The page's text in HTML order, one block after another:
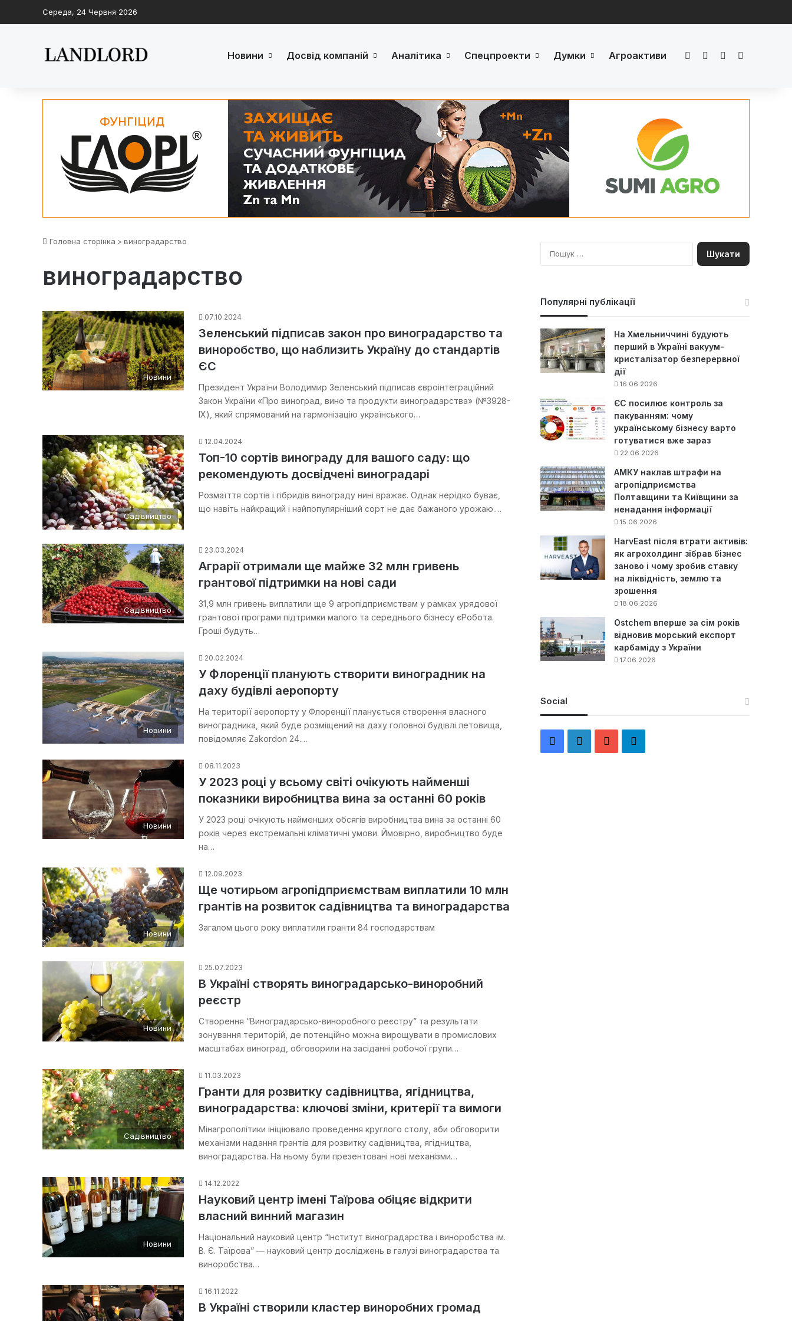
Середа, 24 Червня 2026
Новини Досвід компаній Аналітика Спецпроекти Думки Агроактиви FacebookLinkedInYouTube
Головна сторінка > виноградарство
виноградарство
Новини
07.10.2024
Зеленський підписав закон про виноградарство та
виноробство, що наблизить Україну до стандартів
ЄС
Президент України Володимир Зеленський підписав євроінтеграційний
Закон України «Про виноград, вино та продукти виноградарства» (№3928-
IX), який спрямований на гармонізацію українського…
Садівництво
12.04.2024
Топ-10 сортів винограду для вашого саду: що
рекомендують досвідчені виноградарі
Розмаїття сортів і гібридів винограду нині вражає. Однак нерідко буває,
що навіть найкращий і найпопулярніший сорт не дає бажаного урожаю.…
Садівництво
23.03.2024
Аграрії отримали ще майже 32 млн гривень
грантової підтримки на нові сади
31,9 млн гривень виплатили ще 9 агропідприємствам у рамках урядової
грантової програми підтримки малого та середнього бізнесу єРобота.
Гроші будуть…
Новини
20.02.2024
У Флоренції планують створити виноградник на
даху будівлі аеропорту
На території аеропорту у Флоренції планується створення власного
виноградника, який буде розміщений на даху головної будівлі летовища,
повідомляє Zakordon 24.…
Новини
08.11.2023
У 2023 році у всьому світі очікують найменші
показники виробництва вина за останні 60 років
У 2023 році очікують найменших обсягів виробництва вина за останні 60
років через екстремальні кліматичні умови. Ймовірно, виробництво буде
на…
Новини
12.09.2023
Ще чотирьом агропідприємствам виплатили 10 млн
грантів на розвиток садівництва та виноградарства
Загалом цього року виплатили гранти 84 господарствам
Новини
25.07.2023
В Україні створять виноградарсько-виноробний
реєстр
Створення “Виноградарсько-виноробного реєстру” та результати
зонування територій, де потенційно можна вирощувати в промислових
масштабах виноград, обговорили на засіданні робочої групи…
Садівництво
11.03.2023
Гранти для розвитку садівництва, ягідництва,
виноградарства: ключові зміни, критерії та вимоги
Мінагрополітики ініціювало проведення круглого столу, аби обговорити
механізми надання грантів для розвитку садівництва, ягідництва,
виноградарства. На ньому були презентовані нові механізми…
Новини
14.12.2022
Науковий центр імені Таїрова обіцяє відкрити
власний винний магазин
Національний науковий центр “Інститут виноградарства і виноробства ім.
В. Є. Таїрова” — науковий центр досліджень в галузі виноградарства та
виноробства…
16.11.2022
В Україні створили кластер виноробних громад
П
о
Популярні публікації
На Хмельниччині будують
перший в Україні вакуум-
кристалізатор безперервної
дії
16.06.2026
ЄС посилює контроль за
пакуванням: чому
українському бізнесу варто
готуватися вже зараз
22.06.2026
АМКУ наклав штрафи на
агропідприємства
Полтавщини та Київщини за
ненадання інформації
15.06.2026
HarvEast після втрати активів:
як агрохолдинг зібрав бізнес
заново і чому зробив ставку
на ліквідність, землю та
зрошення
18.06.2026
Ostchem вперше за сім років
відновив морський експорт
карбаміду з України
17.06.2026
Social